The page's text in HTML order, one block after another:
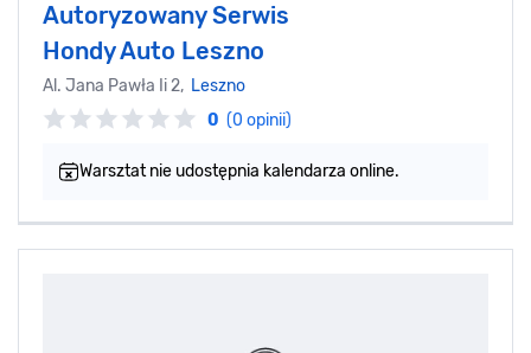
Autoryzowany Serwis
Hondy Auto Leszno
Al. Jana Pawła Ii 2, Leszno
0 (0 opinii)
Warsztat nie udostępnia kalendarza online.